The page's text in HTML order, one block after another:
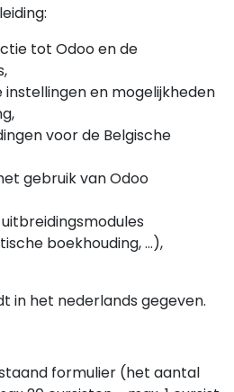
tot Odoo en de
instellingen en mogelijkheden
voor de Belgische
gebruik van Odoo
boekhouding, ...),
in het nederlands gegeven.
formulier (het aantal